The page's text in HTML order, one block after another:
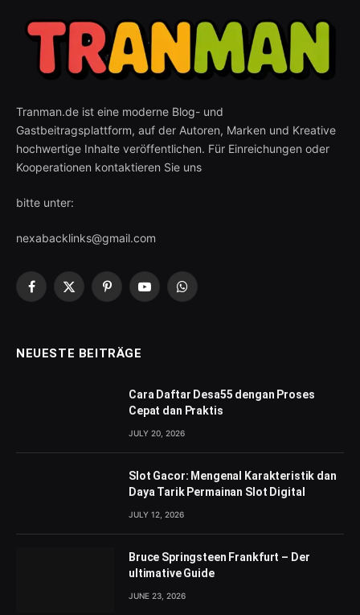
Tranman.de ist eine moderne Blog- und
Gastbeitragsplattform, auf der Autoren, Marken und Kreative
hochwertige Inhalte veröffentlichen. Für Einreichungen oder
Kooperationen kontaktieren Sie uns
bitte unter:
nexabacklinks@gmail.com
Facebook
X
PinterestYouTubeWhatsApp
NEUESTE BEITRÄGE
Cara Daftar Desa55 dengan Proses
Cepat dan Praktis
JULY 20, 2026
Slot Gacor: Mengenal Karakteristik dan
Daya Tarik Permainan Slot Digital
JULY 12, 2026
Bruce Springsteen Frankfurt – Der
ultimative Guide
JUNE 23, 2026